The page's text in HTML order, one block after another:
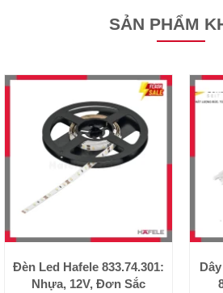
SẢN PHẨM
Đèn Led Hafele 833.74.301:
Nhựa, 12V, Đơn Sắc